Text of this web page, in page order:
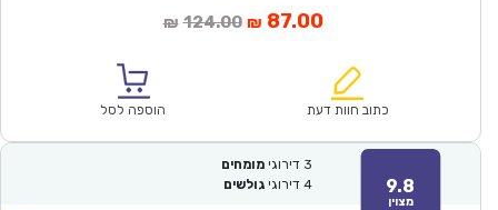
₪ 124.00המחיר
₪124.00.
₪ 87.00המחיר
הוא:
כתוב חוות דעת הוספה לסל
9.8
מצוין
3 דירוגי מומחים
4 דירוגי גולשים